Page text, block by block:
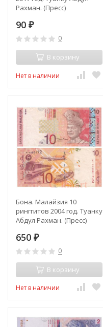
Рахман. (Пресс)
90 ₽
0
В корзину
Нет в наличии
Бона. Малайзия 10
ринггитов 2004 год. Туанку
Абдул Рахман. (Пресс)
650 ₽
0
В корзину
Нет в наличии